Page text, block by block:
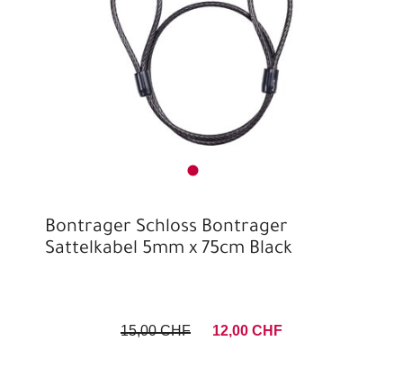
Bontrager Schloss Bontrager
Sattelkabel 5mm x 75cm Black
15,00 CHF 12,00 CHF